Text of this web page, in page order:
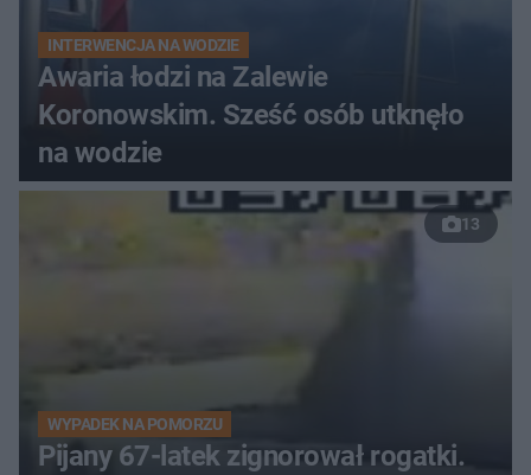
INTERWENCJA NA WODZIE
Awaria łodzi na Zalewie
Koronowskim. Sześć osób utknęło
na wodzie
13
WYPADEK NA POMORZU
Pijany 67-latek zignorował rogatki.